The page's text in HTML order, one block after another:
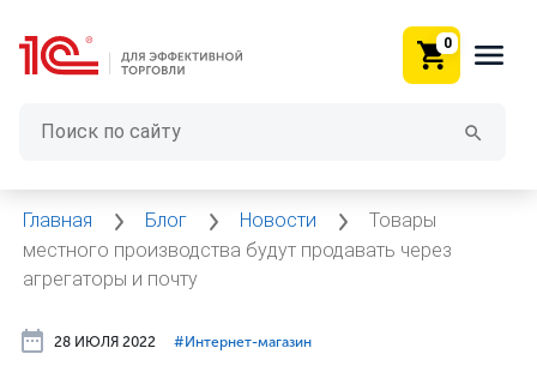
0
Главная Блог Новости
Товары
местного производства будут продавать через
агрегаторы и почту
28 ИЮЛЯ 2022 #⁣Интернет-магазин